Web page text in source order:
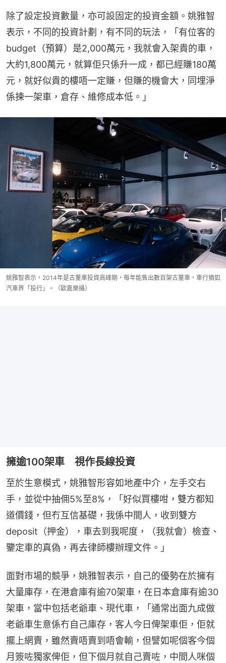
除了設定投資數量，亦可設固定的投資金額。姚雅智
表示，不同的投資計劃，有不同的玩法，「有位客的
budget（預算）是2,000萬元，我就會入架貴的車，
大約1,800萬元，就算佢只係升一成，都已經賺180萬
元，就好似貴的樓唔一定賺，但賺的機會大，同埋淨
係揀一架車，倉存、維修成本低。」
姚雅智表示，2014年是古董車投資高峰期，每年能售出數百架古董車，車行猶如
汽車界「投行」。（歐嘉樂攝）
擁逾100架車 視作長線投資
至於生意模式，姚雅智形容如地產中介，左手交右
手，並從中抽佣5%至8%，「好似買樓咁，雙方都知
道價錢，但冇互信基礎，我係中間人，收到雙方
deposit（押金），車去到我呢度，（我就會）檢查、
鑒定車的真偽，再去律師樓辦理文件。」
面對市場的競爭，姚雅智表示，自己的優勢在於擁有
大量庫存，在港倉庫有逾70架車，在日本倉庫有逾30
架車，當中包括老爺車、現代車，「通常出面九成做
老爺車生意係冇自己庫存，客人今日俾架車佢，佢就
擺上網賣，雖然賣唔賣到唔會輸，但譬如呢個客今個
月簽咗獨家俾佢，但下個月就自己賣咗，中間人咪個